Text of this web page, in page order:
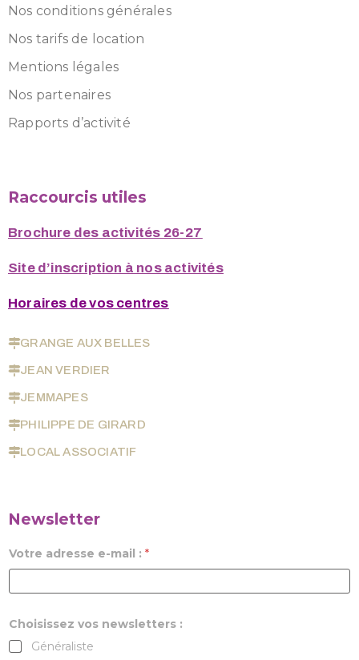
Nos conditions générales
Nos tarifs de location
Mentions légales
Nos partenaires
Rapports d’activité
Raccourcis utiles
Brochure des activités 26-27
Site d’inscription à nos activités
Horaires de vos centres
GRANGE AUX BELLES
JEAN VERDIER
JEMMAPES
PHILIPPE DE GIRARD
LOCAL ASSOCIATIF
Newsletter
Votre adresse e-mail : *
Choisissez vos newsletters :
Généraliste